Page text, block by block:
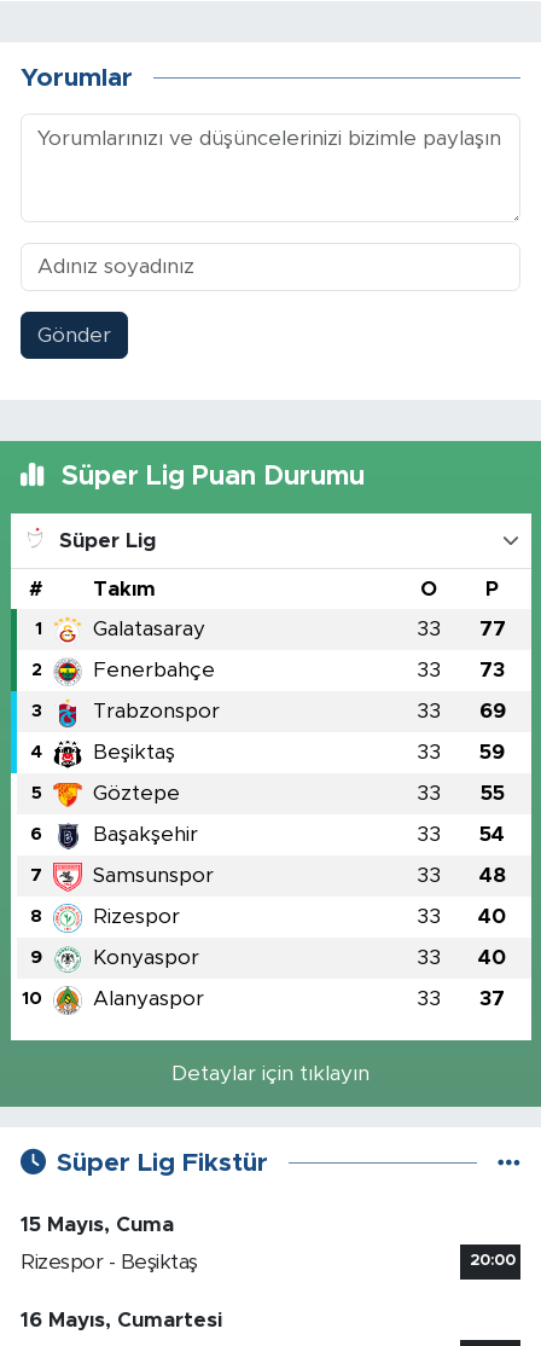
Yorumlar
Gönder
Süper Lig Puan Durumu
Süper Lig
# Takım O P
1 Galatasaray 33 77
2 Fenerbahçe 33 73
3 Trabzonspor 33 69
4 Beşiktaş 33 59
5 Göztepe 33 55
6 Başakşehir 33 54
7 Samsunspor 33 48
8 Rizespor 33 40
9 Konyaspor 33 40
10 Alanyaspor 33 37
Detaylar için tıklayın
Süper Lig Fikstür
15 Mayıs, Cuma
Rizespor - Beşiktaş
20:00
16 Mayıs, Cumartesi